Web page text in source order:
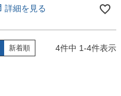
詳細を見る
新着順 4件中 1-4件表示